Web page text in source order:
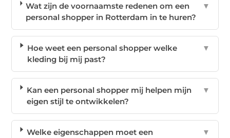
Wat zijn de voornaamste redenen om een
personal shopper in Rotterdam in te huren?
▼
Hoe weet een personal shopper welke
kleding bij mij past?
▼
Kan een personal shopper mij helpen mijn
eigen stijl te ontwikkelen?
▼
Welke eigenschappen moet een
▼